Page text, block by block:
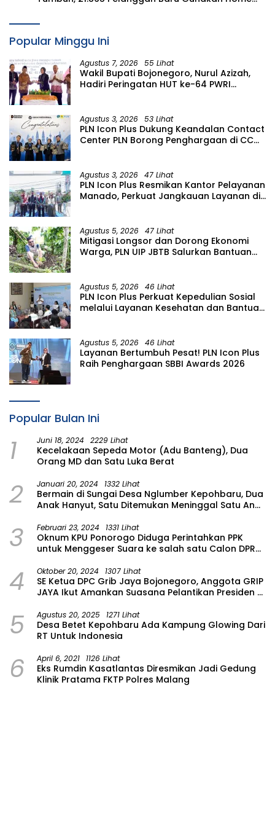
Popular Minggu Ini
Agustus 7, 2026 55 Lihat
Wakil Bupati Bojonegoro, Nurul Azizah,
Hadiri Peringatan HUT ke-64 PWRI
Agustus 3, 2026 53 Lihat
PLN Icon Plus Dukung Keandalan Contact
Center PLN Borong Penghargaan di CCW
Agustus 3, 2026 47 Lihat
PLN Icon Plus Resmikan Kantor Pelayanan
Manado, Perkuat Jangkauan Layanan di
Agustus 5, 2026 47 Lihat
Mitigasi Longsor dan Dorong Ekonomi
Warga, PLN UIP JBTB Salurkan Bantuan
Agustus 5, 2026 46 Lihat
PLN Icon Plus Perkuat Kepedulian Sosial
melalui Layanan Kesehatan dan Bantuan
Agustus 5, 2026 46 Lihat
Layanan Bertumbuh Pesat! PLN Icon Plus
Raih Penghargaan SBBI Awards 2026
Popular Bulan Ini
1 Juni 18, 2024 2229 Lihat
Kecelakaan Sepeda Motor (Adu Banteng), Dua
Orang MD dan Satu Luka Berat
2 Januari 20, 2024 1332 Lihat
Bermain di Sungai Desa Nglumber Kepohbaru, Dua
Anak Hanyut, Satu Ditemukan Meninggal Satu Anak
3 Februari 23, 2024 1331 Lihat
Oknum KPU Ponorogo Diduga Perintahkan PPK
untuk Menggeser Suara ke salah satu Calon DPRD
4 Oktober 20, 2024 1307 Lihat
SE Ketua DPC Grib Jaya Bojonegoro, Anggota GRIP
JAYA Ikut Amankan Suasana Pelantikan Presiden di
5 Agustus 20, 2025 1271 Lihat
Desa Betet Kepohbaru Ada Kampung Glowing Dari
RT Untuk Indonesia
6 April 6, 2021 1126 Lihat
Eks Rumdin Kasatlantas Diresmikan Jadi Gedung
Klinik Pratama FKTP Polres Malang